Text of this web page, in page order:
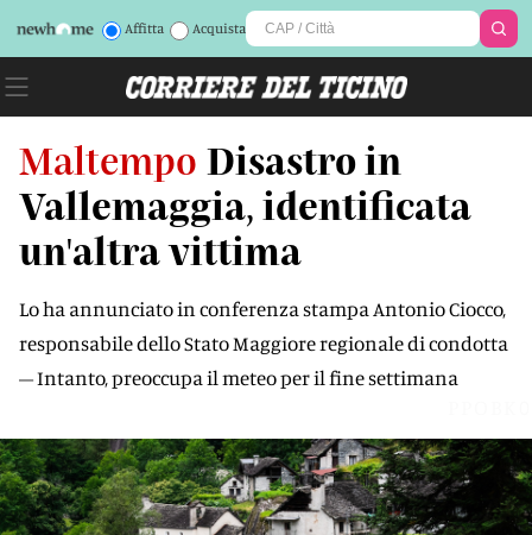
Affitta Acquista
Maltempo Disastro in
Vallemaggia, identificata
un'altra vittima
Lo ha annunciato in conferenza stampa Antonio Ciocco,
responsabile dello Stato Maggiore regionale di condotta
– Intanto, preoccupa il meteo per il fine settimana